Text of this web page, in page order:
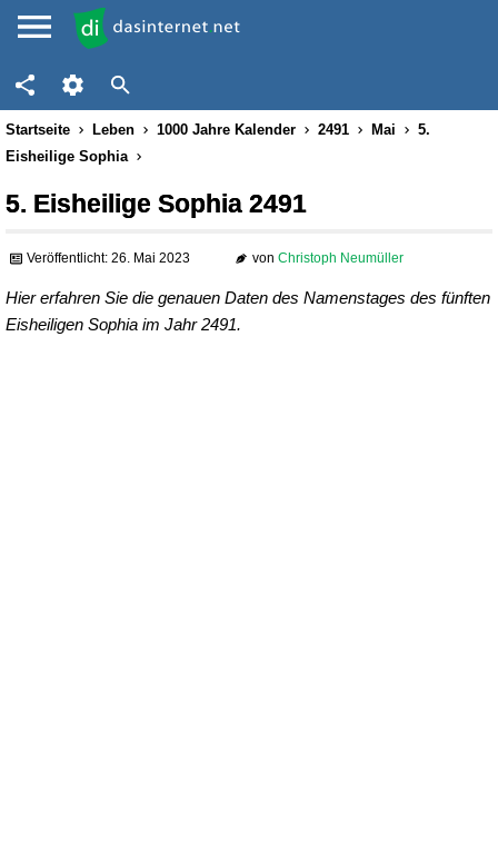
Startseite Leben 1000 Jahre Kalender 2491 Mai
5.
Eisheilige Sophia
5. Eisheilige Sophia 2491
Veröffentlicht: 26. Mai 2023 von Christoph Neumüller
Hier erfahren Sie die genauen Daten des Namenstages des fünften
Eisheiligen Sophia im Jahr 2491.